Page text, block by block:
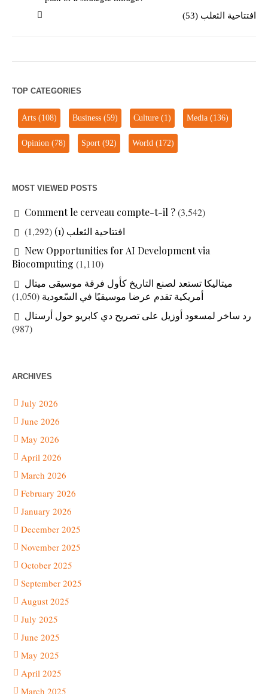
افتتاحية الثعلب (53)
TOP CATEGORIES
Arts (108) Business (59) Culture (1) Media (136)
Opinion (78) Sport (92) World (172)
MOST VIEWED POSTS
Comment le cerveau compte-t-il ?(3,542)
افتتاحية الثعلب (1)
(1,292)
New Opportunities for AI Development via
Biocomputing (1,110)
ميتاليكا تستعد لصنع التاريخ كأول فرقة موسيقى ميتال
أمريكية تقدم عرضا موسيقيًا في السّعودية (1,050)
رد ساخر لمسعود أوزيل على تصريح دي كابريو حول أرسنال
(987)
ARCHIVES
July 2026
June 2026
May 2026
April 2026
March 2026
February 2026
January 2026
December 2025
November 2025
October 2025
September 2025
August 2025
July 2025
June 2025
May 2025
April 2025
March 2025